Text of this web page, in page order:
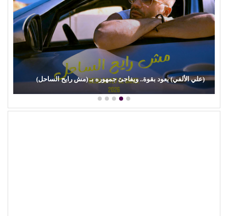
بعد وجع (روج أسود).. (مي سليم) تضحك من جديد في دمشق